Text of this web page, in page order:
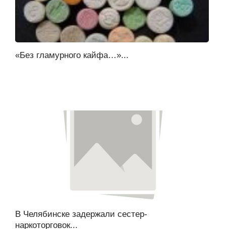
«Без гламурного кайфа…»...
В Челябинске задержали сестер-
наркоторговок...